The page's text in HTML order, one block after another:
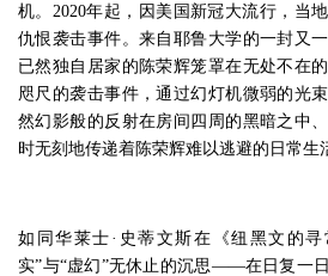
机。2020年起，因美国新冠大流行，当
仇恨袭击事件。来自耶鲁大学的一封又
已然独自居家的陈荣辉笼罩在无处不在
咫尺的袭击事件，通过幻灯机微弱的光
然幻影般的反射在房间四周的黑暗之中
时无刻地传递着陈荣辉难以逃避的日常生
如同华莱士·史蒂文斯在《纽黑文的
实”与“虚幻”无休止的沉思——在日复一